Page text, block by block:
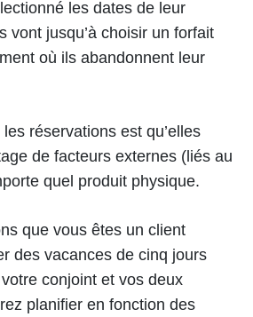
les dates de leur
vont jusqu’à choisir un forfait
où ils abandonnent leur
réservations est qu’elles
de facteurs externes (liés au
quel produit physique.
que vous êtes un client
des vacances de cinq jours
conjoint et vos deux
planifier en fonction des